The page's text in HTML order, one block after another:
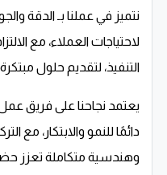
نتميز في عملنا بـ الدقة
لاحتياجات العملاء، مع
التنفيذ، لتقديم حلول
يعتمد نجاحنا على فريق
دائمًا للنمو والابتكار، مع
وهندسية متكاملة تعزز